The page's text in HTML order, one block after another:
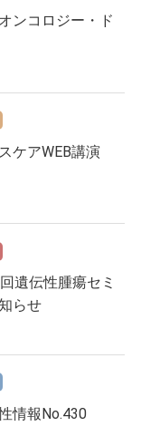
ンコロジー・ド
ケアWEB講演
遺伝性腫瘍セミ
らせ
情報No.430